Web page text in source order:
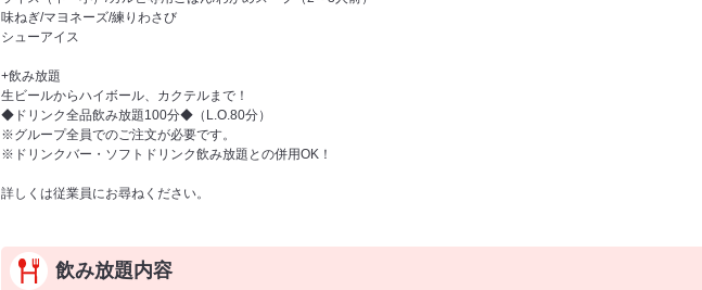
味ねぎ/マヨネーズ/練りわさび
シューアイス
+飲み放題
生ビールからハイボール、カクテルまで！
◆ドリンク全品飲み放題100分◆（L.O.80分）
※グループ全員でのご注文が必要です。
※ドリンクバー・ソフトドリンク飲み放題との併用OK！
詳しくは従業員にお尋ねください。
飲み放題内容